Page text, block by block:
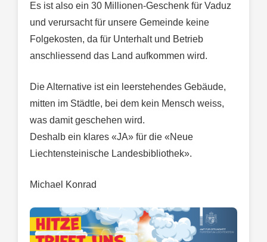
Es ist also ein 30 Millionen-Geschenk für Vaduz
und verursacht für unsere Gemeinde keine
Folgekosten, da für Unterhalt und Betrieb
anschliessend das Land aufkommen wird.
Die Alternative ist ein leerstehendes Gebäude,
mitten im Städtle, bei dem kein Mensch weiss,
was damit geschehen wird.
Deshalb ein klares «JA» für die «Neue
Liechtensteinische Landesbibliothek».
Michael Konrad